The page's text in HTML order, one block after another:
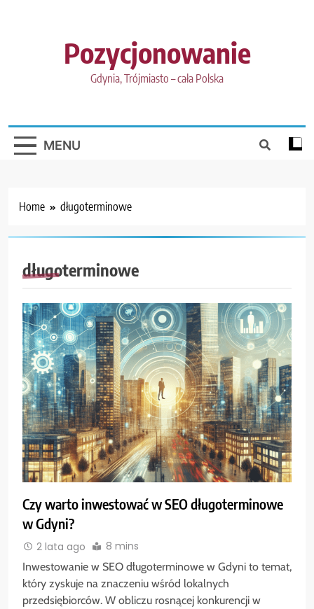
Pozycjonowanie
Gdynia, Trójmiasto – cała Polska
MENU
Home długoterminowe
długoterminowe
Czy warto inwestować w SEO długoterminowe
w Gdyni?
2 lata ago 8 mins
Inwestowanie w SEO długoterminowe w Gdyni to temat,
który zyskuje na znaczeniu wśród lokalnych
przedsiębiorców. W obliczu rosnącej konkurencji w